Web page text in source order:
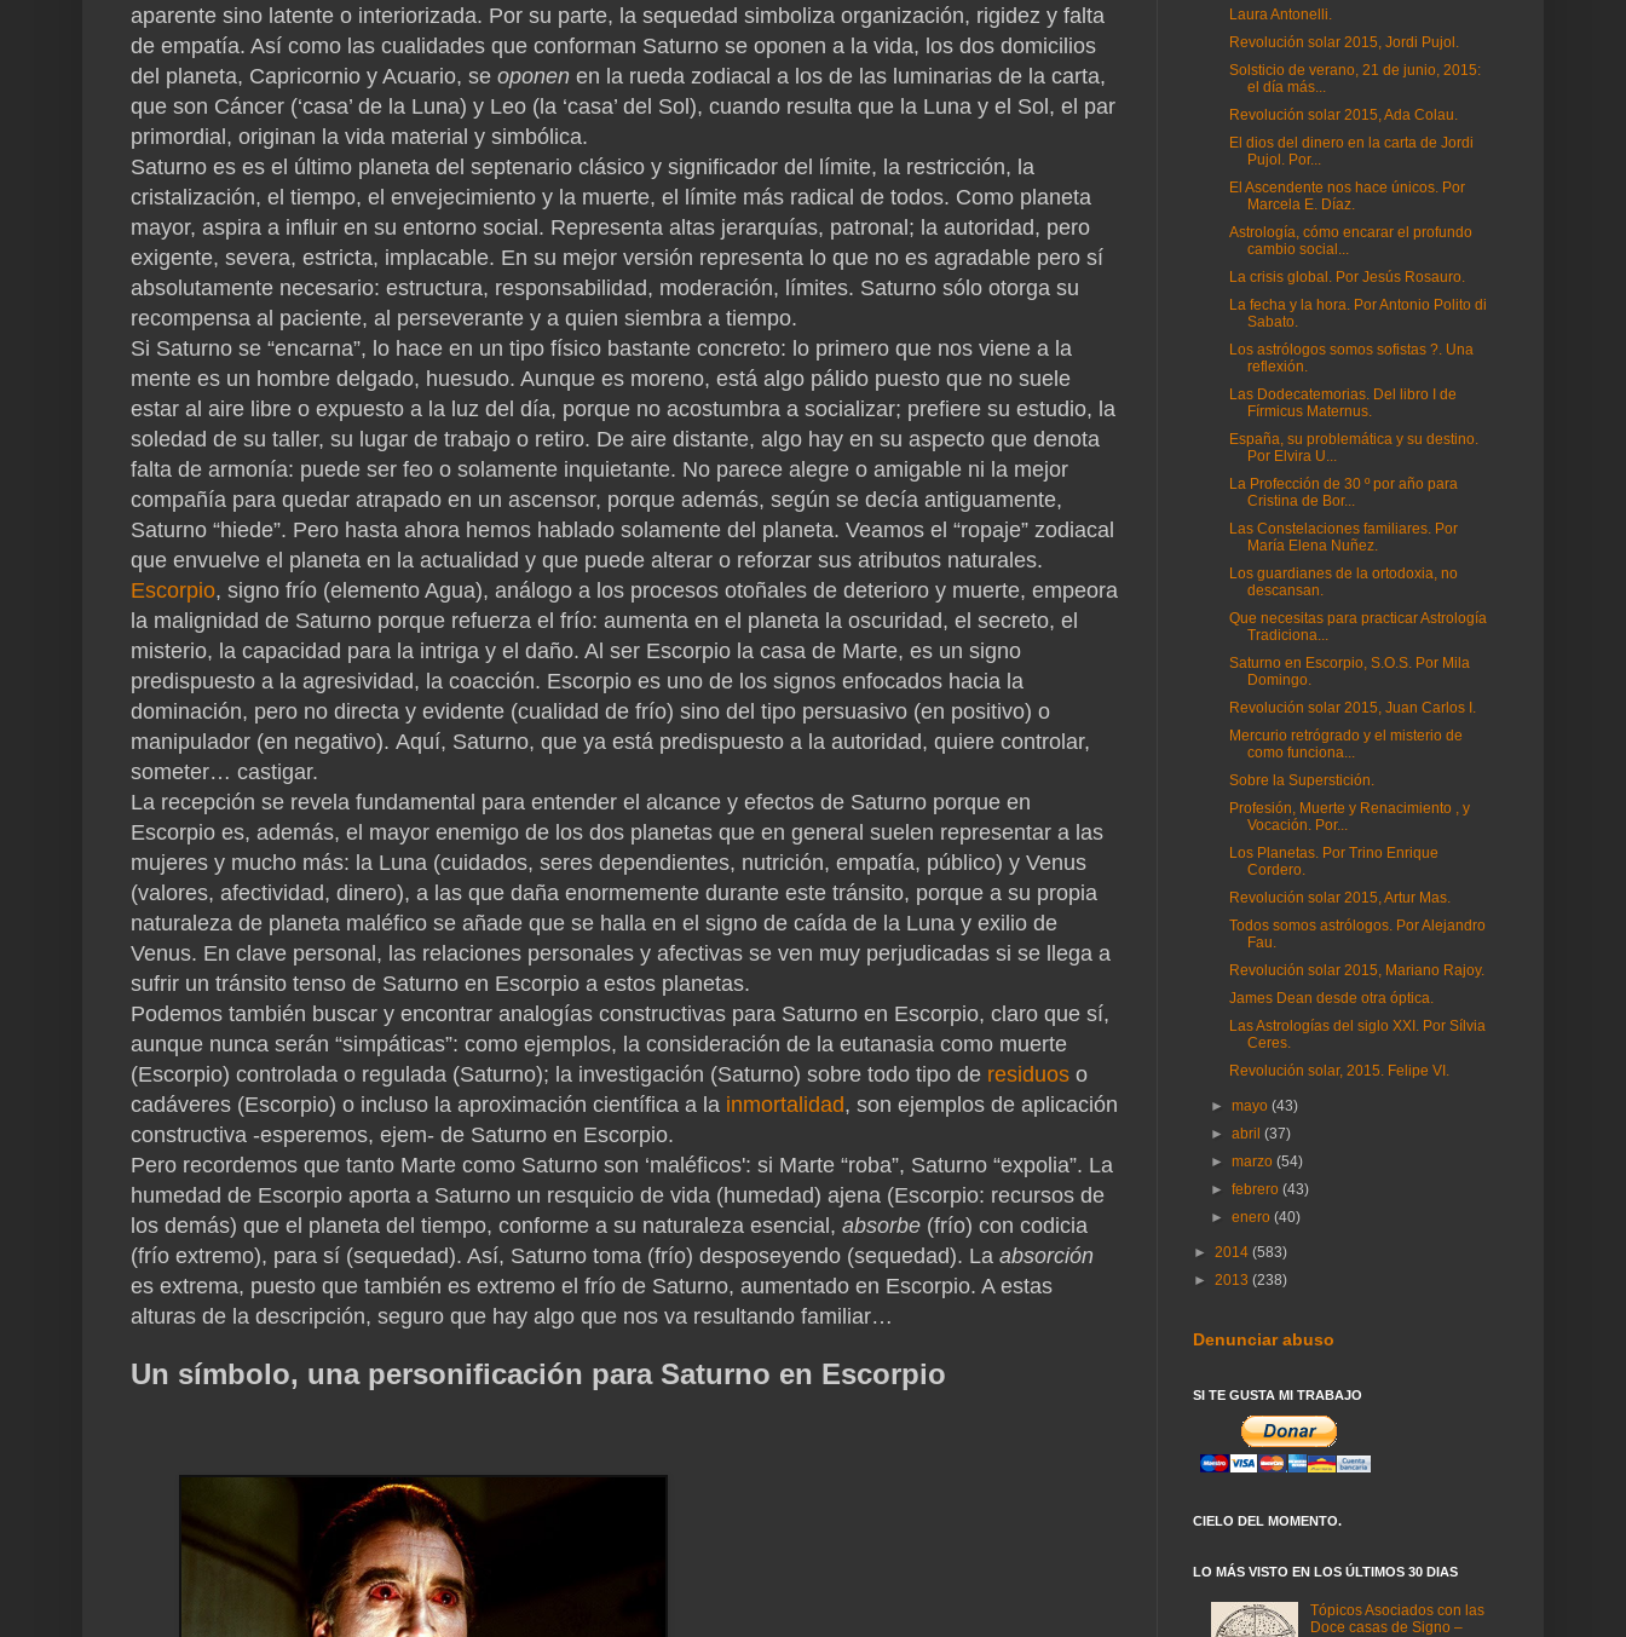
aparente sino latente o interiorizada. Por su parte, la sequedad simboliza organización, rigidez y falta
de empatía. Así como las cualidades que conforman Saturno se oponen a la vida, los dos domicilios
del planeta, Capricornio y Acuario, se oponen en la rueda zodiacal a los de las luminarias de la carta,
que son Cáncer (‘casa’ de la Luna) y Leo (la ‘casa’ del Sol), cuando resulta que la Luna y el Sol, el par
primordial, originan la vida material y simbólica.
Saturno es es el último planeta del septenario clásico y significador del límite, la restricción, la
cristalización, el tiempo, el envejecimiento y la muerte, el límite más radical de todos. Como planeta
mayor, aspira a influir en su entorno social. Representa altas jerarquías, patronal; la autoridad, pero
exigente, severa, estricta, implacable. En su mejor versión representa lo que no es agradable pero sí
absolutamente necesario: estructura, responsabilidad, moderación, límites. Saturno sólo otorga su
recompensa al paciente, al perseverante y a quien siembra a tiempo.
Si Saturno se “encarna”, lo hace en un tipo físico bastante concreto: lo primero que nos viene a la
mente es un hombre delgado, huesudo. Aunque es moreno, está algo pálido puesto que no suele
estar al aire libre o expuesto a la luz del día, porque no acostumbra a socializar; prefiere su estudio, la
soledad de su taller, su lugar de trabajo o retiro. De aire distante, algo hay en su aspecto que denota
falta de armonía: puede ser feo o solamente inquietante. No parece alegre o amigable ni la mejor
compañía para quedar atrapado en un ascensor, porque además, según se decía antiguamente,
Saturno “hiede”. Pero hasta ahora hemos hablado solamente del planeta. Veamos el “ropaje” zodiacal
que envuelve el planeta en la actualidad y que puede alterar o reforzar sus atributos naturales.
Escorpio, signo frío (elemento Agua), análogo a los procesos otoñales de deterioro y muerte, empeora
la malignidad de Saturno porque refuerza el frío: aumenta en el planeta la oscuridad, el secreto, el
misterio, la capacidad para la intriga y el daño. Al ser Escorpio la casa de Marte, es un signo
predispuesto a la agresividad, la coacción. Escorpio es uno de los signos enfocados hacia la
dominación, pero no directa y evidente (cualidad de frío) sino del tipo persuasivo (en positivo) o
manipulador (en negativo). Aquí, Saturno, que ya está predispuesto a la autoridad, quiere controlar,
someter… castigar.
La recepción se revela fundamental para entender el alcance y efectos de Saturno porque en
Escorpio es, además, el mayor enemigo de los dos planetas que en general suelen representar a las
mujeres y mucho más: la Luna (cuidados, seres dependientes, nutrición, empatía, público) y Venus
(valores, afectividad, dinero), a las que daña enormemente durante este tránsito, porque a su propia
naturaleza de planeta maléfico se añade que se halla en el signo de caída de la Luna y exilio de
Venus. En clave personal, las relaciones personales y afectivas se ven muy perjudicadas si se llega a
sufrir un tránsito tenso de Saturno en Escorpio a estos planetas.
Podemos también buscar y encontrar analogías constructivas para Saturno en Escorpio, claro que sí,
aunque nunca serán “simpáticas”: como ejemplos, la consideración de la eutanasia como muerte
(Escorpio) controlada o regulada (Saturno); la investigación (Saturno) sobre todo tipo de residuos o
cadáveres (Escorpio) o incluso la aproximación científica a la inmortalidad, son ejemplos de aplicación
constructiva -esperemos, ejem- de Saturno en Escorpio.
Pero recordemos que tanto Marte como Saturno son ‘maléficos': si Marte “roba”, Saturno “expolia”. La
humedad de Escorpio aporta a Saturno un resquicio de vida (humedad) ajena (Escorpio: recursos de
los demás) que el planeta del tiempo, conforme a su naturaleza esencial, absorbe (frío) con codicia
(frío extremo), para sí (sequedad). Así, Saturno toma (frío) desposeyendo (sequedad). La absorción
es extrema, puesto que también es extremo el frío de Saturno, aumentado en Escorpio. A estas
alturas de la descripción, seguro que hay algo que nos va resultando familiar…
Un símbolo, una personificación para Saturno en Escorpio
Laura Antonelli.
Revolución solar 2015, Jordi Pujol.
Solsticio de verano, 21 de junio, 2015:
el día más...
Revolución solar 2015, Ada Colau.
El dios del dinero en la carta de Jordi
Pujol. Por...
El Ascendente nos hace únicos. Por
Marcela E. Díaz.
Astrología, cómo encarar el profundo
cambio social...
La crisis global. Por Jesús Rosauro.
La fecha y la hora. Por Antonio Polito di
Sabato.
Los astrólogos somos sofistas ?. Una
reflexión.
Las Dodecatemorias. Del libro I de
Fírmicus Maternus.
España, su problemática y su destino.
Por Elvira U...
La Profección de 30 º por año para
Cristina de Bor...
Las Constelaciones familiares. Por
María Elena Nuñez.
Los guardianes de la ortodoxia, no
descansan.
Que necesitas para practicar Astrología
Tradiciona...
Saturno en Escorpio, S.O.S. Por Mila
Domingo.
Revolución solar 2015, Juan Carlos I.
Mercurio retrógrado y el misterio de
como funciona...
Sobre la Superstición.
Profesión, Muerte y Renacimiento , y
Vocación. Por...
Los Planetas. Por Trino Enrique
Cordero.
Revolución solar 2015, Artur Mas.
Todos somos astrólogos. Por Alejandro
Fau.
Revolución solar 2015, Mariano Rajoy.
James Dean desde otra óptica.
Las Astrologías del siglo XXI. Por Sílvia
Ceres.
Revolución solar, 2015. Felipe VI.
►mayo(43)
►abril(37)
►marzo(54)
►febrero(43)
►enero(40)
► 2014 (583)
► 2013 (238)
Denunciar abuso
SI TE GUSTA MI TRABAJO
CIELO DEL MOMENTO.
LO MÁS VISTO EN LOS ÚLTIMOS 30 DIAS
Tópicos Asociados con las
Doce casas de Signo –